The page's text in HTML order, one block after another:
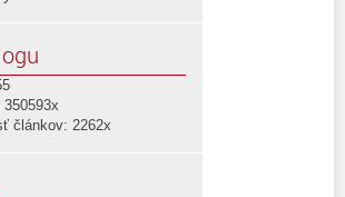
článkov: 2262x